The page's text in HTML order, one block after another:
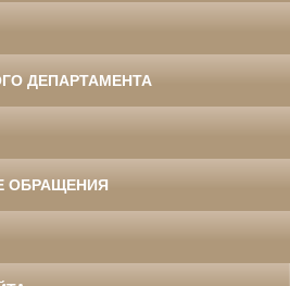
ДЕПАРТАМЕНТА
ОБРАЩЕНИЯ